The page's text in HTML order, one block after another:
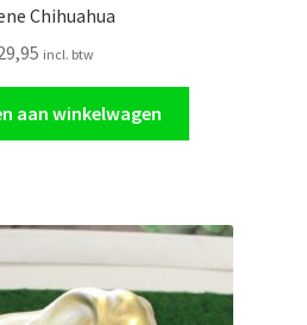
Chihuahua
incl. btw
aan winkelwagen